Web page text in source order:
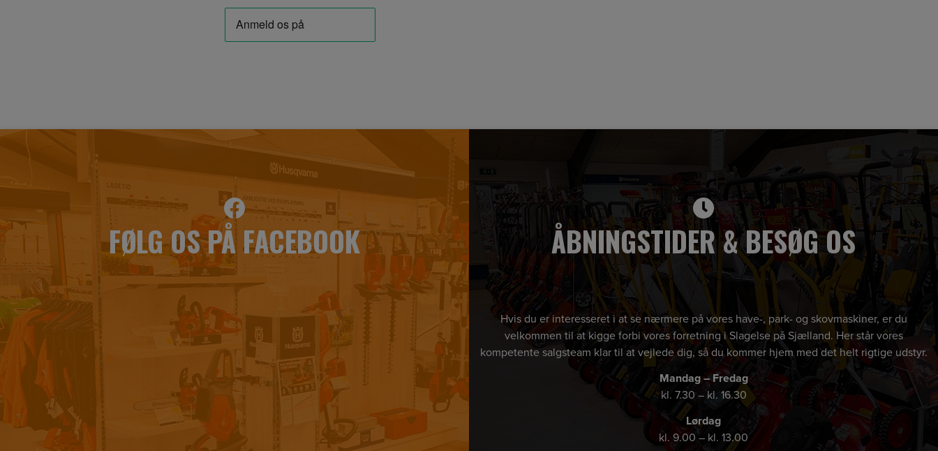
FØLG OS PÅ FACEBOOK ÅBNINGSTIDER & BESØG OS
Hvis du er interesseret i at se nærmere på vores have-, park- og skovmaskiner, er du
velkommen til at kigge forbi vores forretning i Slagelse på Sjælland. Her står vores
kompetente salgsteam klar til at vejlede dig, så du kommer hjem med det helt rigtige udstyr.
Mandag – Fredag
kl. 7.30 – kl. 16.30
Lørdag
kl. 9.00 – kl. 13.00